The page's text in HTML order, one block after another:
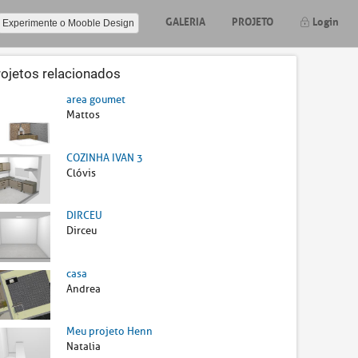
Experimente o Mooble Design GALERIA PROJETO Login
relacionados
area goumet
Mattos
COZINHA IVAN 3
Clóvis
DIRCEU
Dirceu
casa
Andrea
Meu projeto Henn
Natalia